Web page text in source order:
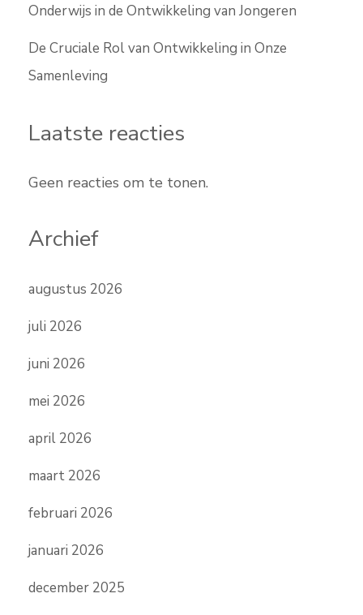
Onderwijs in de Ontwikkeling van Jongeren
De Cruciale Rol van Ontwikkeling in Onze
Samenleving
Laatste reacties
Geen reacties om te tonen.
Archief
augustus 2026
juli 2026
juni 2026
mei 2026
april 2026
maart 2026
februari 2026
januari 2026
december 2025